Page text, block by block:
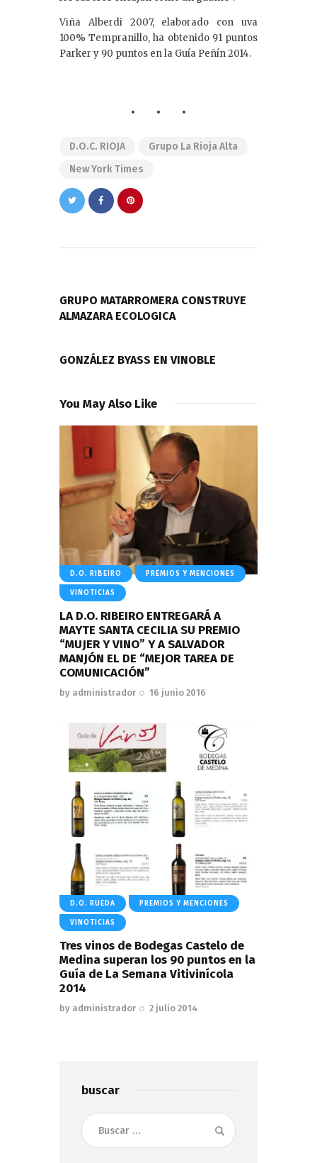
Viña Alberdi 2007, elaborado con uva
100% Tempranillo, ha obtenido 91 puntos
Parker y 90 puntos en la Guía Peñín 2014.
D.O.C. RIOJA
Grupo La Rioja Alta
New York Times
entradas
GRUPO MATARROMERA CONSTRUYE
ALMAZARA ECOLOGICA
GONZÁLEZ BYASS EN VINOBLE
You May Also Like
D.O. RIBEIRO PREMIOS Y MENCIONES
VINOTICIAS
LA D.O. RIBEIRO ENTREGARÁ A
MAYTE SANTA CECILIA SU PREMIO
“MUJER Y VINO” Y A SALVADOR
MANJÓN EL DE “MEJOR TAREA DE
COMUNICACIÓN”
by administrador 16 junio 2016
D.O. RUEDA PREMIOS Y MENCIONES
VINOTICIAS
Tres vinos de Bodegas Castelo de
Medina superan los 90 puntos en la
Guía de La Semana Vitivinícola
2014
by administrador 2 julio 2014
buscar
Buscar: